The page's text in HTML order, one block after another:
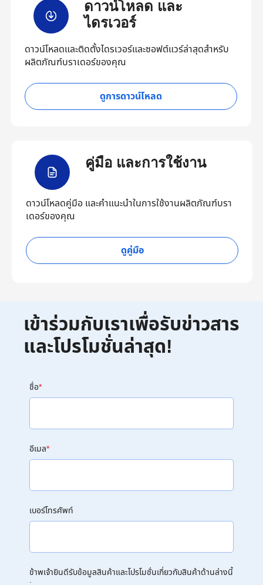
ดาวน์โหลด และ
ไดรเวอร์
ดาวน์โหลดและติดตั้งไดรเวอร์และซอฟต์แวร์ล่าสุดสำหรับ
ผลิตภัณฑ์บราเดอร์ของคุณ
ดูการดาวน์โหลด
คู่มือ และการใช้งาน
ดาวน์โหลดคู่มือ และคำแนะนำในการใช้งานผลิตภัณฑ์บรา
เดอร์ของคุณ
ดูคู่มือ
เข้าร่วมกับเราเพื่อรับข่าวสาร
และโปรโมชั่นล่าสุด!
ชื่อ*
อีเมล*
เบอร์โทรศัพท์
ข้าพเจ้ายินดีรับข้อมูลสินค้าและโปรโมชั่นเกี่ยวกับสินค้าด้านล่างนี้